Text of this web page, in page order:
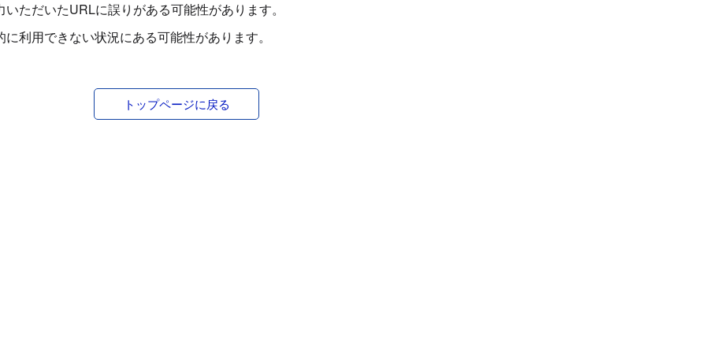
いただいたURLに誤りがある可能性があります。
に利用できない状況にある可能性があります。
トップページに戻る